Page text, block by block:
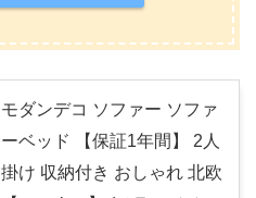
モダンデコ ソファー ソファ
ーベッド 【保証1年間】 2人
掛け 収納付き おしゃれ 北欧